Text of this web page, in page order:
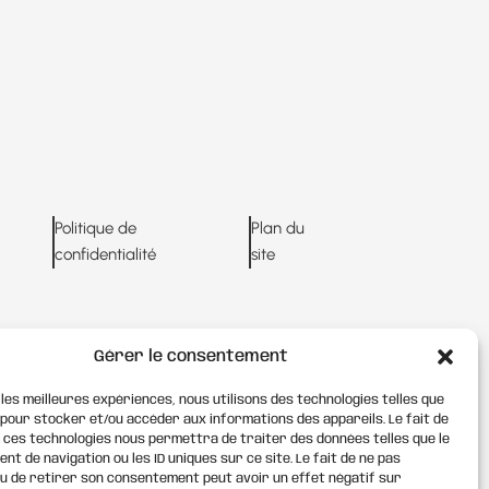
Gérer le consentement
meilleures expériences, nous utilisons des technologies telles que
pour stocker et/ou accéder aux informations des appareils. Le fait de
technologies nous permettra de traiter des données telles que le
de navigation ou les ID uniques sur ce site. Le fait de ne pas
de retirer son consentement peut avoir un effet négatif sur
Politique de
confidentialité
Plan du
site